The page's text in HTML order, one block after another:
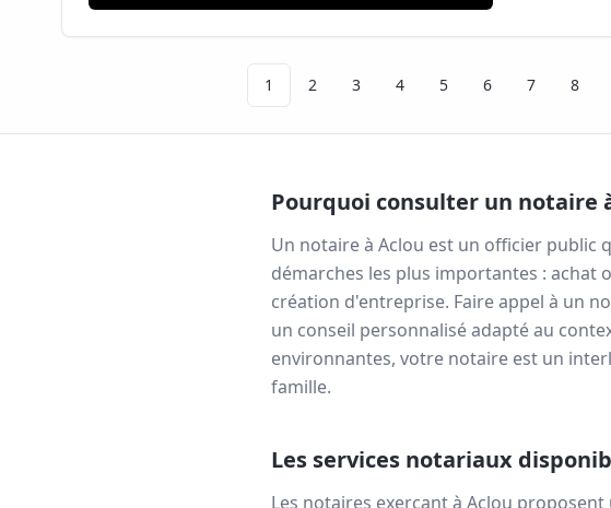
1 2 3 4 5 6 7 8
Pourquoi consulter un notaire
Un notaire à Aclou est un officier public
démarches les plus importantes : achat
création d'entreprise. Faire appel à un
un conseil personnalisé adapté au
environnantes, votre notaire est un
famille.
Les services notariaux
Les notaires exerçant à Aclou proposent